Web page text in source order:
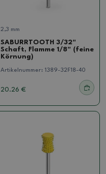
2,3 mm
SABURRTOOTH 3/32"
Schaft, Flamme 1/8" (feine
Körnung)
Artikelnummer: 1389-32F18-40
20.26 €